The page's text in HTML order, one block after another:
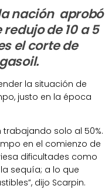
la nación aprobó
de 10 a 5
el corte de
la situación de
justo en la época
solo al 50%.
en el comienzo de
dificultades como
sequía; a lo que
dijo Scarpin.